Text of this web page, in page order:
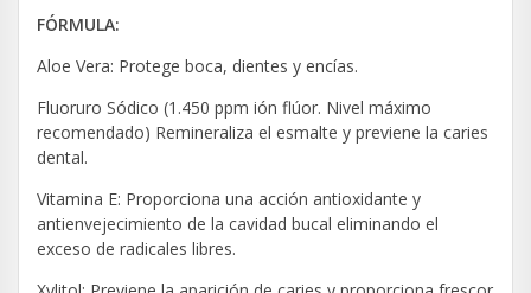
FÓRMULA:
Aloe Vera: Protege boca, dientes y encías.
Fluoruro Sódico (1.450 ppm ión flúor. Nivel máximo
recomendado) Remineraliza el esmalte y previene la caries
dental.
Vitamina E: Proporciona una acción antioxidante y
antienvejecimiento de la cavidad bucal eliminando el
exceso de radicales libres.